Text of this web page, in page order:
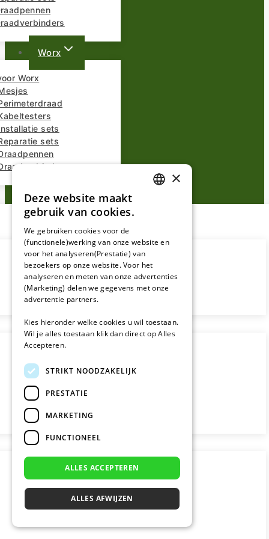
Worx
Worx
sets
sets
Overige Merken
GERMAN
×
Deze website maakt
gebruik van cookies.
We gebruiken cookies voor de
(functionele)werking van onze website en
voor het analyseren(Prestatie) van
bezoekers op onze website. Voor het
analyseren en meten van onze advertenties
(Marketing) delen we gegevens met onze
advertentie partners.
Kies hieronder welke cookies u wil toestaan.
Wil je alles toestaan klik dan direct op Alles
Accepteren.
STRIKT NOODZAKELIJK
PRESTATIE
MARKETING
FUNCTIONEEL
ALLES ACCEPTEREN
ALLES AFWIJZEN